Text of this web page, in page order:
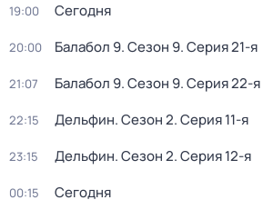
19:00 Сегодня
20:00 Балабол 9. Сезон 9. Серия 21-я
21:07 Балабол 9. Сезон 9. Серия 22-я
22:15 Дельфин. Сезон 2. Серия 11-я
23:15 Дельфин. Сезон 2. Серия 12-я
00:15 Сегодня